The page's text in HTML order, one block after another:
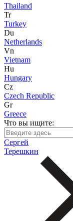
Thailand
Tr
Turkey
Du
Netherlands
Vn
Vietnam
Hu
Hungary
Cz
Czech Republic
Gr
Greece
Что вы ищите:
Сергей
Терешкин